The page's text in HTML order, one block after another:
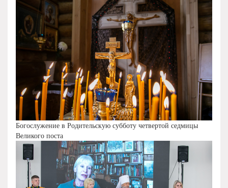
Богослужение в Родительскую субботу четвертой седмицы
Великого поста